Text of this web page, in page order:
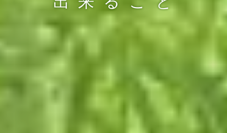
目 指 し て